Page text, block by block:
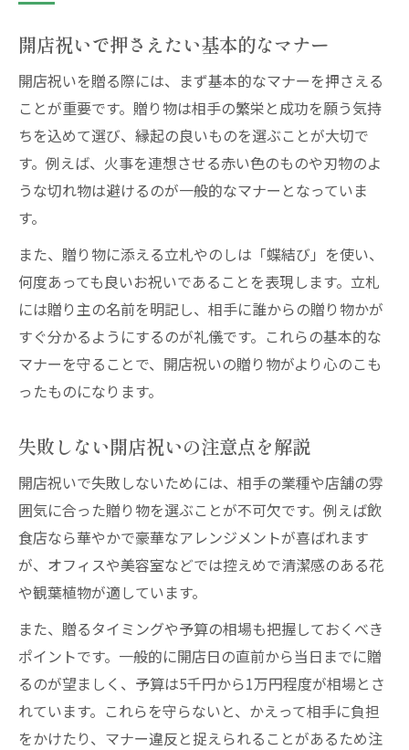
開店祝いで押さえたい基本的なマナー
開店祝いを贈る際には、まず基本的なマナーを押さえる
ことが重要です。贈り物は相手の繁栄と成功を願う気持
ちを込めて選び、縁起の良いものを選ぶことが大切で
す。例えば、火事を連想させる赤い色のものや刃物のよ
うな切れ物は避けるのが一般的なマナーとなっていま
す。
また、贈り物に添える立札やのしは「蝶結び」を使い、
何度あっても良いお祝いであることを表現します。立札
には贈り主の名前を明記し、相手に誰からの贈り物かが
すぐ分かるようにするのが礼儀です。これらの基本的な
マナーを守ることで、開店祝いの贈り物がより心のこも
ったものになります。
失敗しない開店祝いの注意点を解説
開店祝いで失敗しないためには、相手の業種や店舗の雰
囲気に合った贈り物を選ぶことが不可欠です。例えば飲
食店なら華やかで豪華なアレンジメントが喜ばれます
が、オフィスや美容室などでは控えめで清潔感のある花
や観葉植物が適しています。
また、贈るタイミングや予算の相場も把握しておくべき
ポイントです。一般的に開店日の直前から当日までに贈
るのが望ましく、予算は5千円から1万円程度が相場とさ
れています。これらを守らないと、かえって相手に負担
をかけたり、マナー違反と捉えられることがあるため注